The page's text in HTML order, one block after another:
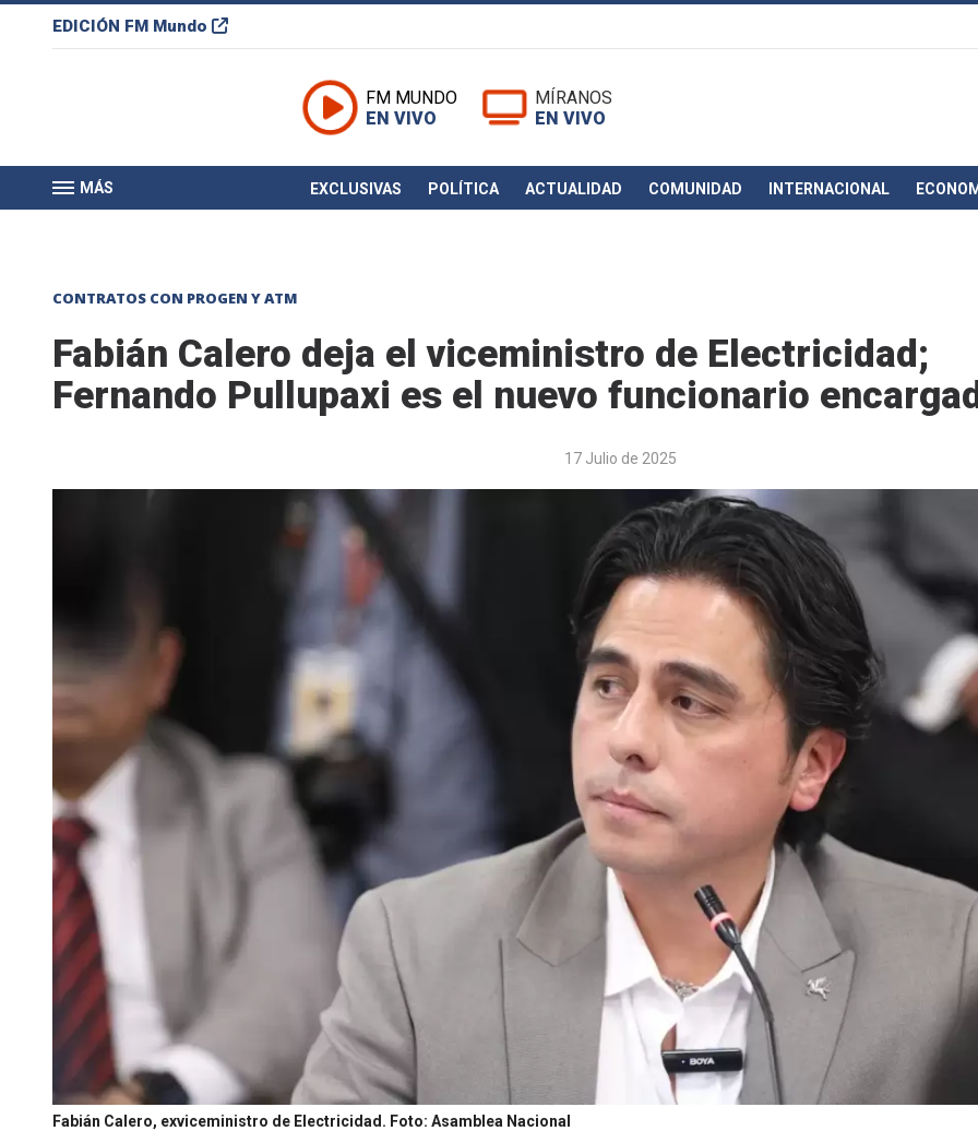
EDICIÓN FM Mundo
FM MUNDO
EN VIVO
MÍRANOS
EN VIVO
MÁS EXCLUSIVAS POLÍTICA ACTUALIDAD COMUNIDAD INTERNACIONAL
CONTRATOS CON PROGEN Y ATM
Fabián Calero deja el viceministro de Electricidad;
Fernando Pullupaxi es el nuevo funcionario
17 Julio de 2025
Fabián Calero, exviceministro de Electricidad. Foto: Asamblea Nacional